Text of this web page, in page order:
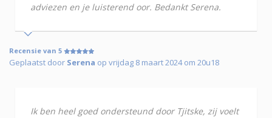
adviezen en je luisterend oor. Bedankt Serena.
Recensie van 5
Geplaatst door Serena op vrijdag 8 maart 2024 om 20u18
Ik ben heel goed ondersteund door Tjitske, zij voelt